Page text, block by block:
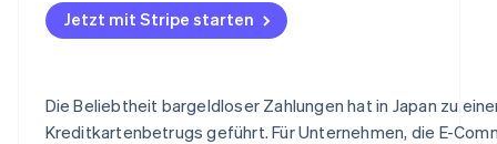
hohem Risiko
Unternehmensunterstützung
Verwaltungssanktionen oder Aussetzung der
Jetzt mit Stripe starten
Die Beliebtheit bargeldloser Zahlungen hat in Japan zu
Kreditkartenbetrugs geführt. Für Unternehmen, die E-